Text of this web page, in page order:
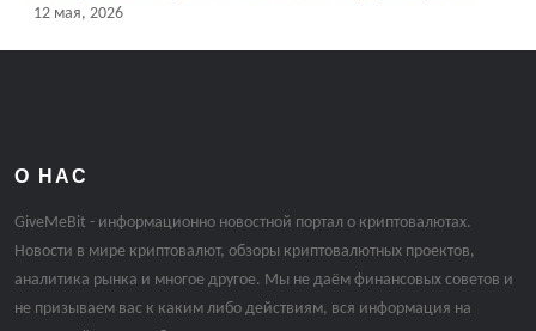
12 мая, 2026
О НАС
GiveMeBit - информационно новостной портал о криптовалютах.
Новости в мире криптовалют, обзоры криптовалютных проектов,
аналитика рынка и многое другое. Мы не даём финансовых советов и
не призываем вас к каким либо действиям, вся информация на